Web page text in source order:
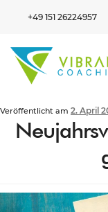
+49 151 26224957
Veröffentlicht am 2. April